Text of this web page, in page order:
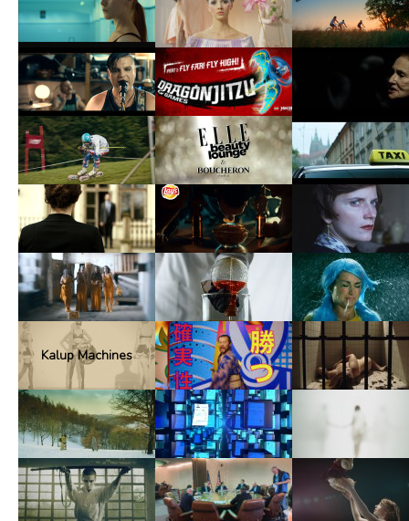
Kalup Machines